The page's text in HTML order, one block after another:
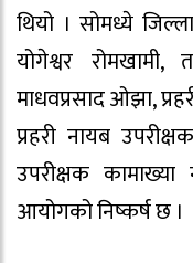
थियो । सोमध्ये
योगेश्वर रोमखामी,
माधवप्रसाद ओझा,
प्रहरी नायब
उपरीक्षक कामाख्या
आयोगको निष्कर्ष छ ।